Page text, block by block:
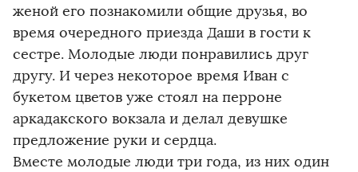
женой его познакомили общие друзья, во
время очередного приезда Даши в гости к
сестре. Молодые люди понравились друг
другу. И через некоторое время Иван с
букетом цветов уже стоял на перроне
аркадакского вокзала и делал девушке
предложение руки и сердца.
Вместе молодые люди три года, из них один